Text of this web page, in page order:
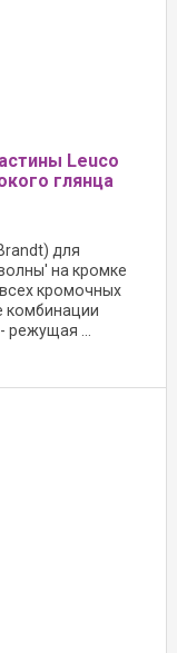
Leuco
глянца
для
на кромке
кромочных
комбинации
режущая ...